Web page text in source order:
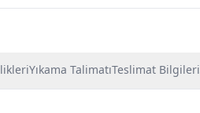
Yıkama TalimatıTeslimat Bilgileri